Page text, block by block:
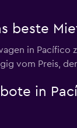
beste
in Pacífico
vom Preis,
in